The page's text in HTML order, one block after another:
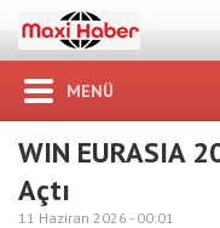
MENÜ
WIN EURASIA
Açtı
11 Haziran 2026 - 00:01